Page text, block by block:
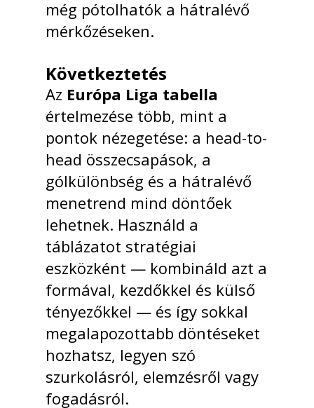
még pótolhatók a hátralévő
mérkőzéseken.
Következtetés
Az Európa Liga tabella
értelmezése több, mint a
pontok nézegetése: a head-to-
head összecsapások, a
gólkülönbség és a hátralévő
menetrend mind döntőek
lehetnek. Használd a
táblázatot stratégiai
eszközként — kombináld azt a
formával, kezdőkkel és külső
tényezőkkel — és így sokkal
megalapozottabb döntéseket
hozhatsz, legyen szó
szurkolásról, elemzésről vagy
fogadásról.